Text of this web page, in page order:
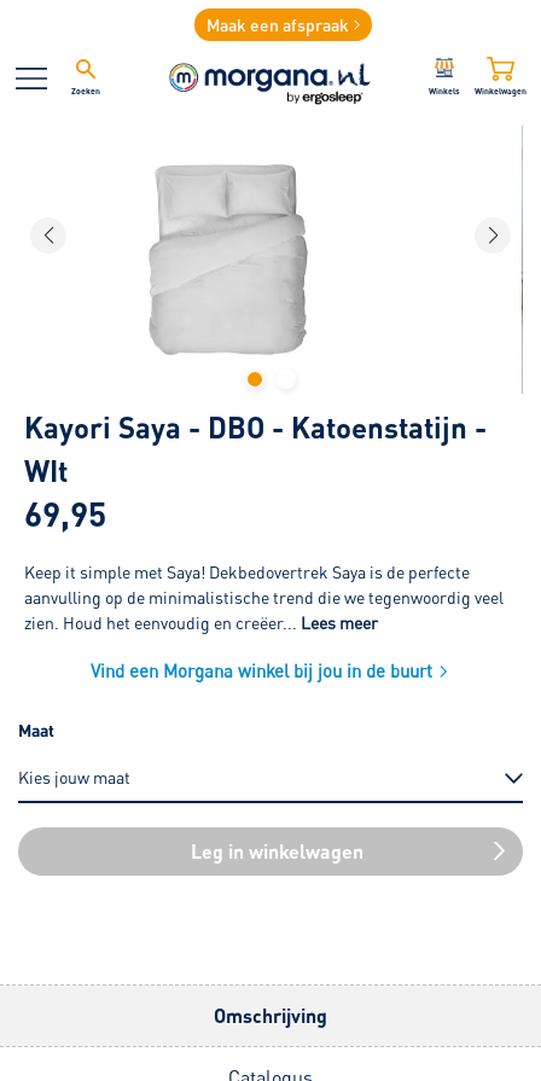
Maak een afspraak
Zoeken Winkels Winkelwagen
Kayori Saya - DBO - Katoenstatijn -
WIt
69,95
Keep it simple met Saya! Dekbedovertrek Saya is de perfecte
aanvulling op de minimalistische trend die we tegenwoordig veel
zien. Houd het eenvoudig en creëer... Lees meer
Vind een Morgana winkel bij jou in de buurt
Maat
Leg in winkelwagen
Omschrijving